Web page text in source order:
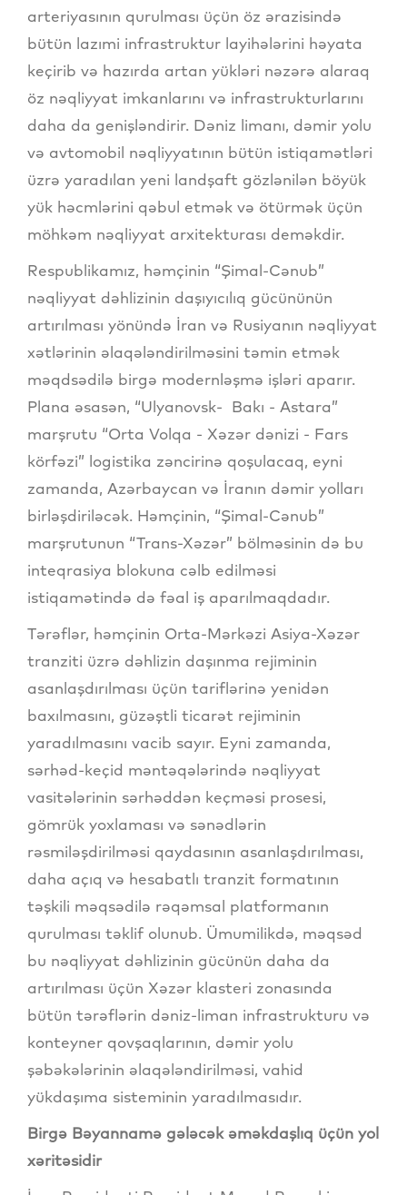
arteriyasının qurulması üçün öz ərazisində
bütün lazımi infrastruktur layihələrini həyata
keçirib və hazırda artan yükləri nəzərə alaraq
öz nəqliyyat imkanlarını və infrastrukturlarını
daha da genişləndirir. Dəniz limanı, dəmir yolu
və avtomobil nəqliyyatının bütün istiqamətləri
üzrə yaradılan yeni landşaft gözlənilən böyük
yük həcmlərini qəbul etmək və ötürmək üçün
möhkəm nəqliyyat arxitekturası deməkdir.
Respublikamız, həmçinin “Şimal-Cənub”
nəqliyyat dəhlizinin daşıyıcılıq gücününün
artırılması yönündə İran və Rusiyanın nəqliyyat
xətlərinin əlaqələndirilməsini təmin etmək
məqdsədilə birgə modernləşmə işləri aparır.
Plana əsasən, “Ulyanovsk- Bakı - Astara”
marşrutu “Orta Volqa - Xəzər dənizi - Fars
körfəzi” logistika zəncirinə qoşulacaq, eyni
zamanda, Azərbaycan və İranın dəmir yolları
birləşdiriləcək. Həmçinin, “Şimal-Cənub”
marşrutunun “Trans-Xəzər” bölməsinin də bu
inteqrasiya blokuna cəlb edilməsi
istiqamətində də fəal iş aparılmaqdadır.
Tərəflər, həmçinin Orta-Mərkəzi Asiya-Xəzər
tranziti üzrə dəhlizin daşınma rejiminin
asanlaşdırılması üçün tariflərinə yenidən
baxılmasını, güzəştli ticarət rejiminin
yaradılmasını vacib sayır. Eyni zamanda,
sərhəd-keçid məntəqələrində nəqliyyat
vasitələrinin sərhəddən keçməsi prosesi,
gömrük yoxlaması və sənədlərin
rəsmiləşdirilməsi qaydasının asanlaşdırılması,
daha açıq və hesabatlı tranzit formatının
təşkili məqsədilə rəqəmsal platformanın
qurulması təklif olunub. Ümumilikdə, məqsəd
bu nəqliyyat dəhlizinin gücünün daha da
artırılması üçün Xəzər klasteri zonasında
bütün tərəflərin dəniz-liman infrastrukturu və
konteyner qovşaqlarının, dəmir yolu
şəbəkələrinin əlaqələndirilməsi, vahid
yükdaşıma sisteminin yaradılmasıdır.
Birgə Bəyannamə gələcək əməkdaşlıq üçün yol
xəritəsidir